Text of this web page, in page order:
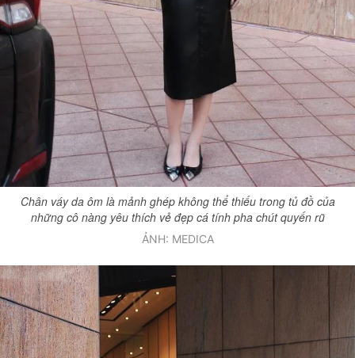
Chân váy da ôm là mảnh ghép không thể thiếu trong tủ đồ của
những cô nàng yêu thích vẻ đẹp cá tính pha chút quyến rũ
ẢNH: MEDICA